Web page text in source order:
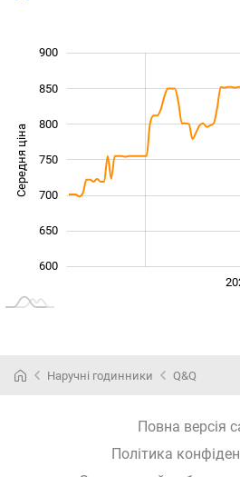
Середня ціна 600
600
650
700
750
800
850
900
Наручні годинники Q&Q
Повна версія
Політика